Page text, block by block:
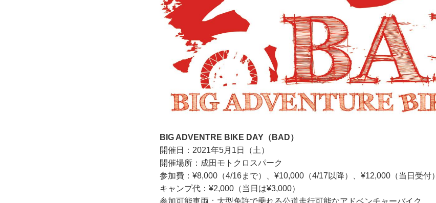
BIG ADVENTRE BIKE DAY（BAD）
開催日：2021年5月1日（土）
開催場所：成田モトクロスパーク
参加費：¥8,000（4/16まで）、¥10,000（4/17以降）、¥12,000（当日受付）
キャンプ代：¥2,000（当日は¥3,000）
参加可能車両：大型免許で乗れる公道走行可能なアドベンチャーバイク